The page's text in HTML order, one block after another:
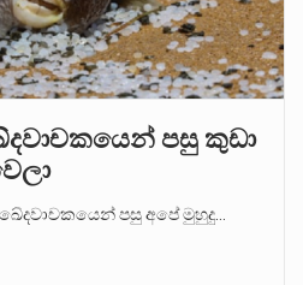
පසු කුඩා
පසු අපේ මුහුදු…